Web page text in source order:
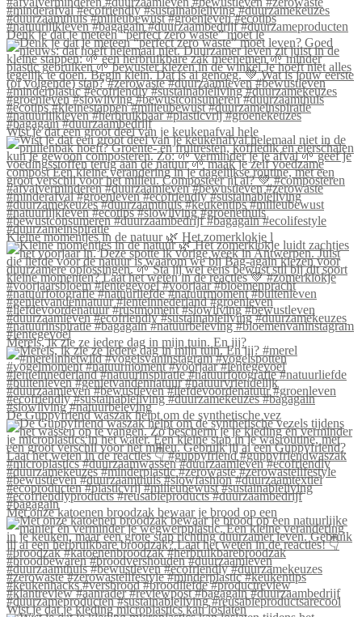
Denk je dat je meteen “perfect zero waste” moet le
Wist je dat een groot deel van je keukenafval hele
Kleine momentjes in de natuur 🌿 Het zomerklokje l
Merels, ik zie ze iedere dag in mijn tuin. En jij?
De Guppyfriend waszak helpt om de synthetische vez
Met onze katoenen broodzak bewaar je brood op een
Wist je dat je kleding microplastics kan loslaten